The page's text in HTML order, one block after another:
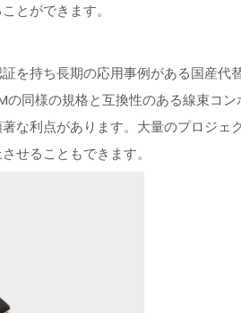
とができます。
を持ち長期の応用事例がある国産代
同様の規格と互換性のある線束コン
な利点があります。大量のプロジェ
せることもできます。